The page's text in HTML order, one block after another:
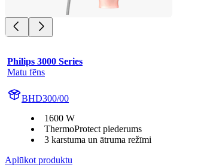
Philips 3000 Series
Matu fēns
BHD300/00
1600 W
ThermoProtect piederums
3 karstuma un ātruma režīmi
Aplūkot produktu